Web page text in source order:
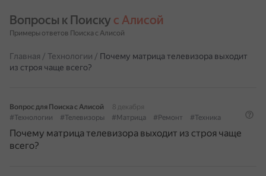
Вопросы к Поиску с Алисой
Примеры ответов Поиска с Алисой
Главная / Технологии / Почему матрица телевизора выходит
из строя чаще всего?
Вопрос для Поиска с Алисой
8 декабря
#Технологии
#Телевизоры #Матрица #Ремонт #Техника
Почему матрица телевизора выходит из строя чаще
всего?